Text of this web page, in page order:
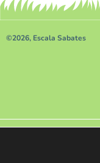
©2026, Escala Sabates